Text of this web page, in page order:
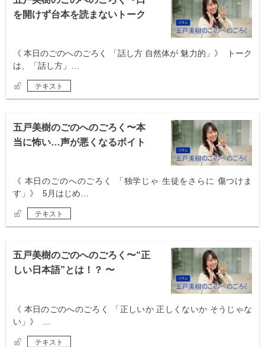
を開けず台本を読まないトーク
《 本日のごのへのごろく 「話し方 自然体が 魅力的」》 トーク
は、「話し方」…
テキスト
五戸美樹のごのへのごろく〜本
当に怖い…声が悪くなるボイト
《 本日のごのへのごろく 「独学じゃ 生徒をさらに 傷つけま
す」》 5月はじめ…
テキスト
五戸美樹のごのへのごろく〜“正
しい日本語”とは！？ 〜
《 本日のごのへのごろく 「正しいか 正しくないか そうじゃな
い」》 …
テキスト